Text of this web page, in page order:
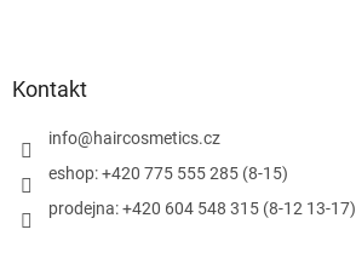
Kontakt
info@haircosmetics.cz
eshop: +420 775 555 285 (8-15)
prodejna: +420 604 548 315 (8-12 13-17)